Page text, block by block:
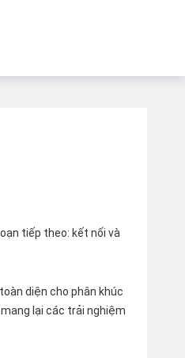
tiếp theo: kết nối và
diện cho phân khúc
lại các trải nghiệm